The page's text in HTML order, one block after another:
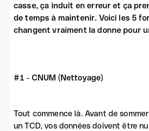
casse, ça induit en erreur et ça
de temps à maintenir. Voici les 5
changent vraiment la donne pour
#1 - CNUM (Nettoyage)
Tout commence là. Avant de
un TCD, vos données doivent être